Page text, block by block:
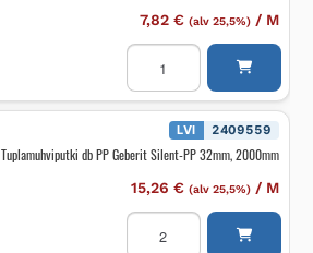
ast.
7,82 € (alv 25,5%)/ M
Muhviputki
Geberit
Silent-
50mm,
1000mm
LVI 2409559
Tuplamuhviputki db PP Geberit Silent-PP 32mm, 2000mm
15,26 € (alv 25,5%)/ M
Tuplamuhviputki